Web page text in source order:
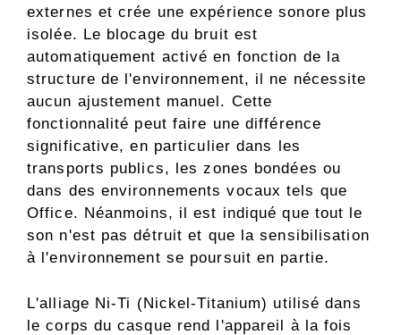
externes et crée une expérience sonore plus
isolée. Le blocage du bruit est
automatiquement activé en fonction de la
structure de l'environnement, il ne nécessite
aucun ajustement manuel. Cette
fonctionnalité peut faire une différence
significative, en particulier dans les
transports publics, les zones bondées ou
dans des environnements vocaux tels que
Office. Néanmoins, il est indiqué que tout le
son n'est pas détruit et que la sensibilisation
à l'environnement se poursuit en partie.
L'alliage Ni-Ti (Nickel-Titanium) utilisé dans
le corps du casque rend l'appareil à la fois